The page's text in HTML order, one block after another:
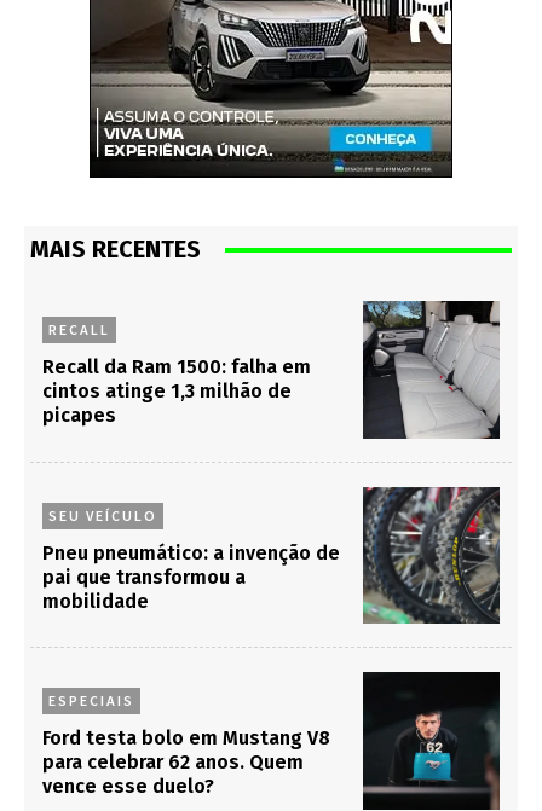
MAIS RECENTES
RECALL
Recall da Ram 1500: falha em
cintos atinge 1,3 milhão de
picapes
SEU VEÍCULO
Pneu pneumático: a invenção de
pai que transformou a
mobilidade
ESPECIAIS
Ford testa bolo em Mustang V8
para celebrar 62 anos. Quem
vence esse duelo?